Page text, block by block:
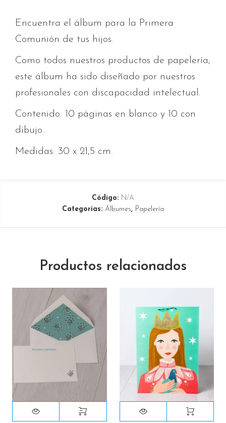
Encuentra el álbum para la Primera
Comunión de tus hijos.
Como todos nuestros productos de papelería,
este álbum ha sido diseñado por nuestros
profesionales con discapacidad intelectual.
Contenido: 10 páginas en blanco y 10 con
dibujo.
Medidas: 30 x 21,5 cm.
Código: N/A
Categorías: Álbumes, Papelería
Productos relacionados